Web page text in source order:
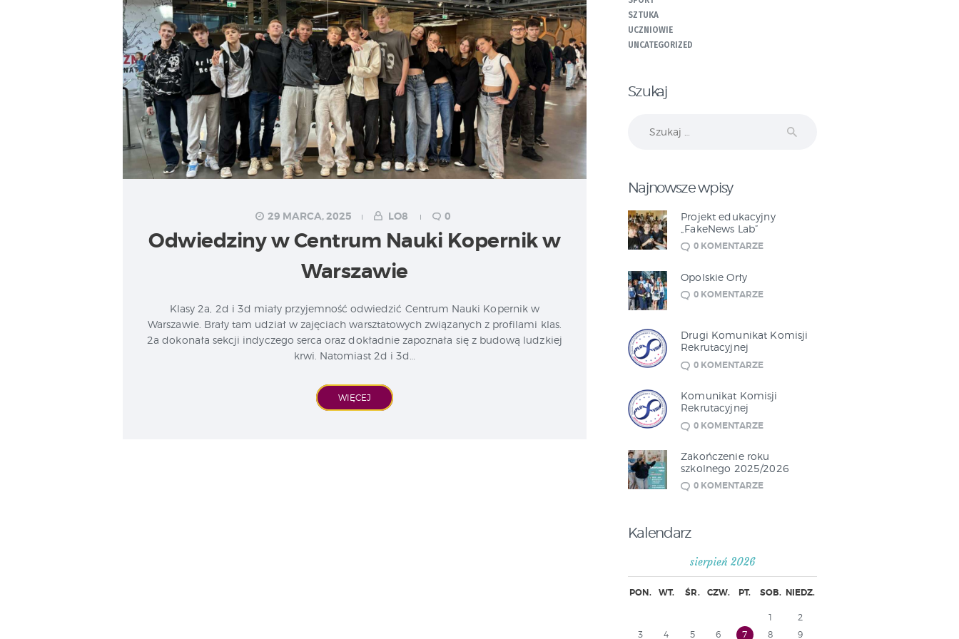
29 MARCA, 2025 LO8 0
Odwiedziny w Centrum Nauki Kopernik w
Warszawie
Klasy 2a, 2d i 3d miały przyjemność odwiedzić Centrum Nauki Kopernik w
Warszawie. Brały tam udział w zajęciach warsztatowych związanych z profilami klas.
2a dokonała sekcji indyczego serca oraz dokładnie zapoznała się z budową ludzkiej
krwi. Natomiast 2d i 3d…
WIĘCEJ
SZTUKA
UCZNIOWIE
UNCATEGORIZED
Szukaj
Najnowsze wpisy
Projekt edukacyjny
„FakeNews Lab”
0 KOMENTARZE
Opolskie Orły
0 KOMENTARZE
Drugi Komunikat Komisji
Rekrutacyjnej
0 KOMENTARZE
Komunikat Komisji
Rekrutacyjnej
0 KOMENTARZE
Zakończenie roku
szkolnego 2025/2026
0 KOMENTARZE
Kalendarz
sierpień 2026
PON. WT. ŚR. CZW. PT. SOB. NIEDZ.
1
2
3
4 5 6 7 8
9